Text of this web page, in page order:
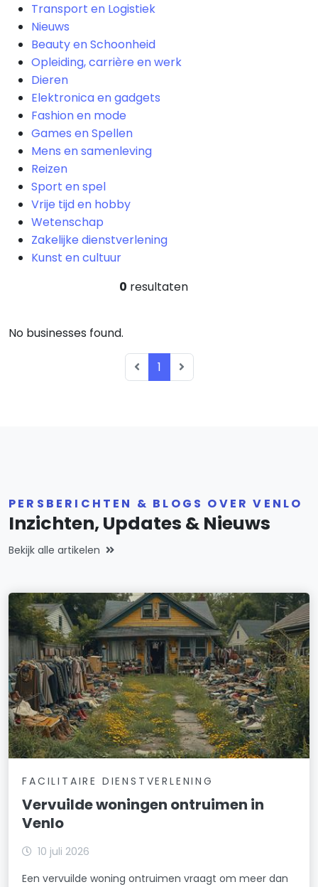
Transport en Logistiek
Nieuws
Beauty en Schoonheid
Opleiding, carrière en werk
Dieren
Elektronica en gadgets
Fashion en mode
Games en Spellen
Mens en samenleving
Reizen
Sport en spel
Vrije tijd en hobby
Wetenschap
Zakelijke dienstverlening
Kunst en cultuur
0 resultaten
No businesses found.
1
PERSBERICHTEN & BLOGS OVER VENLO
Inzichten, Updates & Nieuws
Bekijk alle artikelen
FACILITAIRE DIENSTVERLENING
Vervuilde woningen ontruimen in
Venlo
10 juli 2026
Een vervuilde woning ontruimen vraagt om meer dan